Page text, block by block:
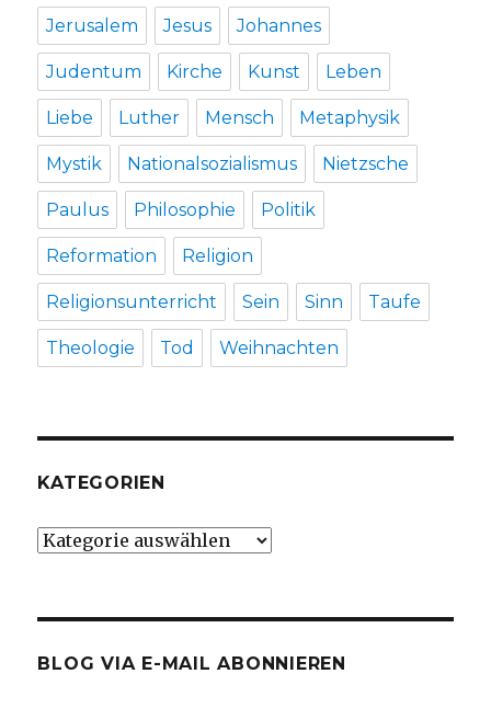
Jerusalem Jesus Johannes
Judentum Kirche Kunst Leben
Liebe Luther Mensch Metaphysik
Mystik Nationalsozialismus Nietzsche
Paulus Philosophie Politik
Reformation Religion
Religionsunterricht Sein Sinn Taufe
Theologie Tod Weihnachten
KATEGORIEN
Kategorien
BLOG VIA E-MAIL ABONNIEREN